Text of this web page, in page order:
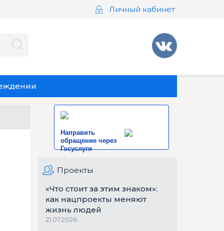
Личный кабинет
Направить
обращение через
Госуслуги
Проекты
«Что стоит за этим знаком»:
как нацпроекты меняют
жизнь людей
21.07.2026